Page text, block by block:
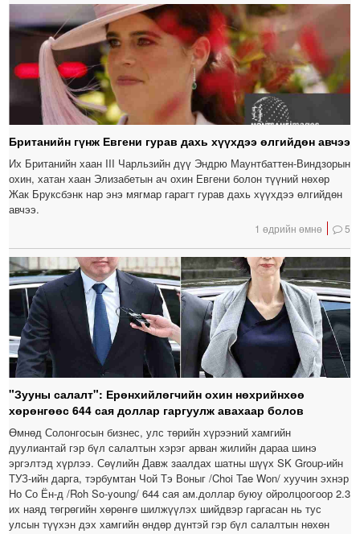
Британийн гүнж Евгени гурав дахь хүүхдээ өлгийдөн авчээ
Их Британийн хаан III Чарльзийн дүү Эндрю Маунтбаттен-Виндзорын
охин, хатан хаан Элизабетын ач охин Евгени болон түүний нөхөр
Жак Бруксбэнк нар энэ мягмар гарагт гурав дахь хүүхдээ өлгийдөн
авчээ.
1 өдрийн өмнө 5
"Зууны салалт": Ерөнхийлөгчийн охин нөхрийнхөө
хөрөнгөөс 644 сая доллар гаргуулж авахаар болов
Өмнөд Солонгосын бизнес, улс төрийн хүрээний хамгийн
дуулиантай гэр бүл салалтын хэрэг арван жилийн дараа шинэ
эргэлтэд хүрлээ. Сөүлийн Давж заалдах шатны шүүх SK Group-ийн
ТУЗ-ийн дарга, тэрбумтан Чой Тэ Воныг /Choi Tae Won/ хуучин эхнэр
Но Со Ён-д /Roh So-young/ 644 сая ам.доллар буюу ойролцоогоор 2.3
их наяд төгрөгийн хөрөнгө шилжүүлэх шийдвэр гаргасан нь тус
улсын түүхэн дэх хамгийн өндөр дүнтэй гэр бүл салалтын нөхөн